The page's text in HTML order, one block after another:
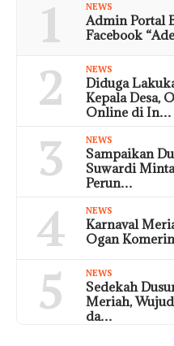
1 NEWS
Admin Portal
Facebook
2 NEWS
Diduga
Kepala Desa,
Online di In…
3 NEWS
Sampaikan
Suwardi
Perun…
4 NEWS
Karnaval
Ogan
5 NEWS
Sedekah
Meriah,
da…